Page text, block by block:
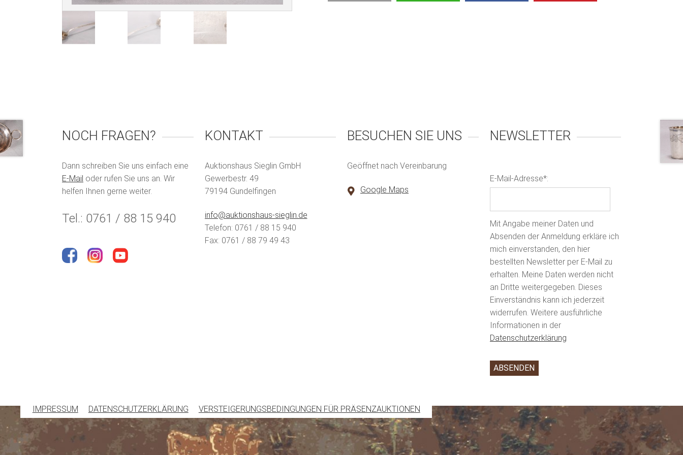
NOCH FRAGEN?
Dann schreiben Sie uns einfach eine
E-Mail oder rufen Sie uns an. Wir
helfen Ihnen gerne weiter.
Tel.: 0761 / 88 15 940
KONTAKT
Auktionshaus Sieglin GmbH
Gewerbestr. 49
79194 Gundelfingen
info@auktionshaus-sieglin.de
Telefon: 0761 / 88 15 940
Fax: 0761 / 88 79 49 43
BESUCHEN SIE UNS
Geöffnet nach Vereinbarung
Google Maps
NEWSLETTER
E-Mail-Adresse*:
Mit Angabe meiner Daten und
Absenden der Anmeldung erkläre ich
mich einverstanden, den hier
bestellten Newsletter per E-Mail zu
erhalten. Meine Daten werden nicht
an Dritte weitergegeben. Dieses
Einverständnis kann ich jederzeit
widerrufen. Weitere ausführliche
Informationen in der
Datenschutzerklärung
IMPRESSUM DATENSCHUTZERKLÄRUNG VERSTEIGERUNGSBEDINGUNGEN FÜR PRÄSENZAUKTIONEN